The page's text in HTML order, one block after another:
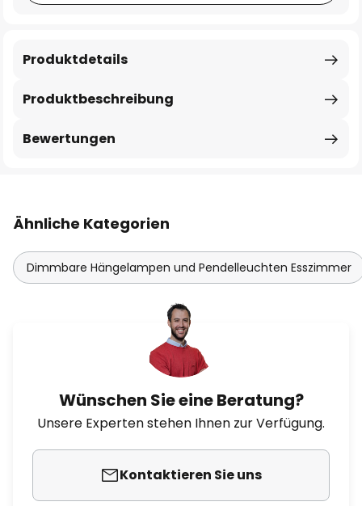
Produktbeschreibung
Produktdetails
Bewertungen
Ähnliche Kategorien
Dimmbare Hängelampen und Pendelleuchten Esszimmer
Wünschen Sie eine Beratung?
Unsere Experten stehen Ihnen zur Verfügung.
Kontaktieren Sie uns